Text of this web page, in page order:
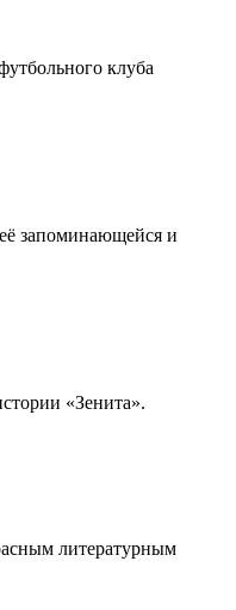
клуба
запоминающейся и
«Зенита».
литературным